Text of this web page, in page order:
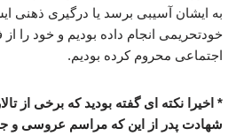
به ایشان آسیبی برسد یا درگیری ذهنی
خودتحریمی انجام داده بودیم و خود را
اجتماعی محروم کرده بودیم.
* اخیرا نکته ای گفته بودید که برخی از
شهادت پدر از این که مراسم عروسی و